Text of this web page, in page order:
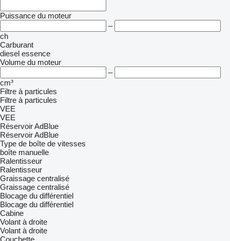
Puissance du moteur
–
ch
Carburant
diesel essence
Volume du moteur
–
cm³
Filtre à particules
Filtre à particules
VEE
VEE
Réservoir AdBlue
Réservoir AdBlue
Type de boîte de vitesses
boîte manuelle
Ralentisseur
Ralentisseur
Graissage centralisé
Graissage centralisé
Blocage du différentiel
Blocage du différentiel
Cabine
Volant à droite
Volant à droite
Couchette